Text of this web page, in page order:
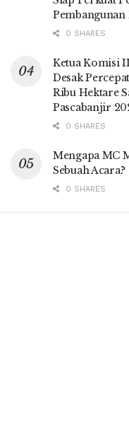
Pembangunan
0 SHARES
Ketua Komisi
Desak
Ribu Hektare
Pascabanjir
0 SHARES
Mengapa MC
Sebuah Acara?
0 SHARES